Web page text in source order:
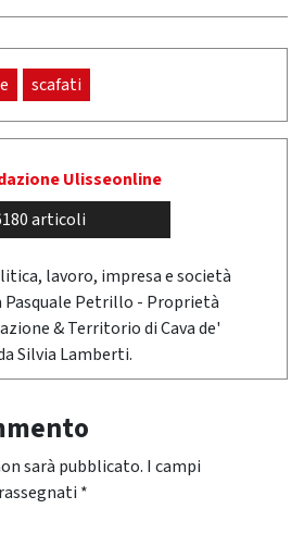
scafati
Ulisseonline
articoli
lavoro, impresa e società
Petrillo - Proprietà
& Territorio di Cava de'
Silvia Lamberti.
sarà pubblicato. I campi
*